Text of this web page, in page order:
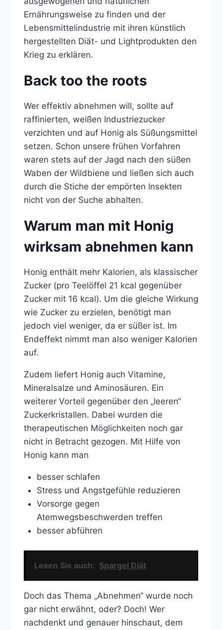
Ernährungsweise zu finden und der
Lebensmittelindustrie mit ihren künstlich
hergestellten Diät- und Lightprodukten den
Krieg zu erklären.
Back too the roots
Wer effektiv abnehmen will, sollte auf
raffinierten, weißen Industriezucker
verzichten und auf Honig als Süßungsmittel
setzen. Schon unsere frühen Vorfahren
waren stets auf der Jagd nach den süßen
Waben der Wildbiene und ließen sich auch
durch die Stiche der empörten Insekten
nicht von der Suche abhalten.
Warum man mit Honig
wirksam abnehmen kann
Honig enthält mehr Kalorien, als klassischer
Zucker (pro Teelöffel 21 kcal gegenüber
Zucker mit 16 kcal). Um die gleiche Wirkung
wie Zucker zu erzielen, benötigt man
jedoch viel weniger, da er süßer ist. Im
Endeffekt nimmt man also weniger Kalorien
auf.
Zudem liefert Honig auch Vitamine,
Mineralsalze und Aminosäuren. Ein
weiterer Vorteil gegenüber den „leeren“
Zuckerkristallen. Dabei wurden die
therapeutischen Möglichkeiten noch gar
nicht in Betracht gezogen. Mit Hilfe von
Honig kann man
besser schlafen
Stress und Angstgefühle reduzieren
Vorsorge gegen
Atemwegsbeschwerden treffen
besser abführen
Lesen Sie auch: Spargel Diät
Doch das Thema „Abnehmen“ wurde noch
gar nicht erwähnt, oder? Doch! Wer
nachdenkt und genauer hinschaut, dem